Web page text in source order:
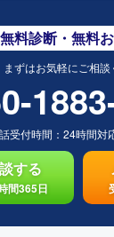
無料診断・無料
まずはお気軽にご相
受付時間： 24時間対
する
間365日